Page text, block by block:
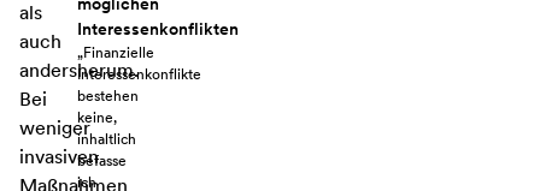
als
auch
andersherum.
Bei
weniger
invasiven
Maßnahmen
Interessenkonflikten
„Finanzielle
Interessenkonflikte
bestehen
keine,
inhaltlich
befasse
ich